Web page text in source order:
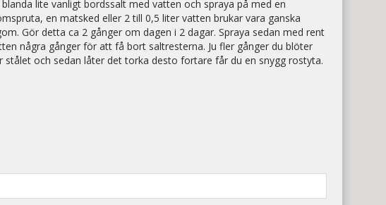
lite vanligt bordssalt med vatten och spraya på med en
en matsked eller 2 till 0,5 liter vatten brukar vara ganska
Gör detta ca 2 gånger om dagen i 2 dagar. Spraya sedan med rent
några gånger för att få bort saltresterna. Ju fler gånger du blöter
stålet och sedan låter det torka desto fortare får du en snygg rostyta.